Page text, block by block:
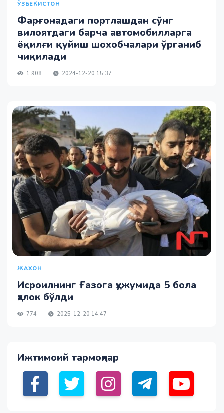
ЎЗБЕКИСТОН
Фарғонадаги портлашдан сўнг
вилоятдаги барча автомобилларга
ёқилғи қуйиш шохобчалари ўрганиб
чиқилади
1 908 2024-12-20 15:37
ЖАХОН
Исроилнинг Ғазога ҳужумида 5 бола
ҳалок бўлди
774 2025-12-20 14:47
Ижтимоий тармоқлар